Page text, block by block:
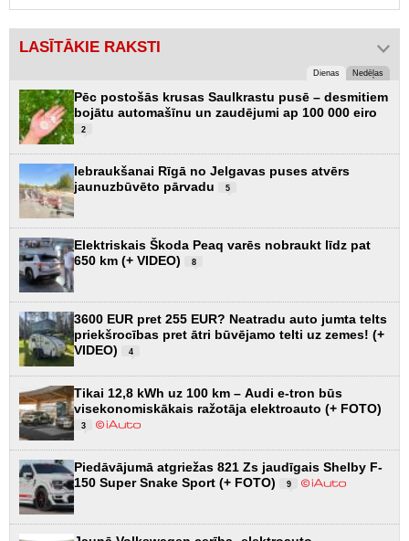
LASĪTĀKIE RAKSTI
Dienas Nedēļas
Pēc postošās krusas Saulkrastu pusē – desmitiem
bojātu automašīnu un zaudējumi ap 100 000 eiro
2
Iebraukšanai Rīgā no Jelgavas puses atvērs
jaunuzbūvēto pārvadu
5
Elektriskais Škoda Peaq varēs nobraukt līdz pat
650 km (+ VIDEO)
8
3600 EUR pret 255 EUR? Neatradu auto jumta telts
priekšrocības pret ātri būvējamo telti uz zemes! (+
VIDEO)
4
Tikai 12,8 kWh uz 100 km – Audi e-tron būs
visekonomiskākais ražotāja elektroauto (+ FOTO)
3
Piedāvājumā atgriežas 821 Zs jaudīgais Shelby F-
150 Super Snake Sport (+ FOTO)
9